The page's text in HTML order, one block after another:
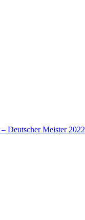
Deutscher Meister 2022